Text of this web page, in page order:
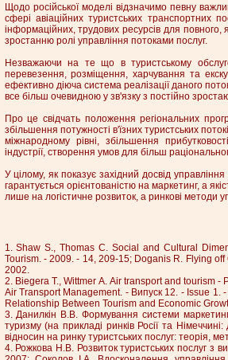
Щодо російської моделі відзначимо певну
сфері авіаційних туристських транспортних
інформаційних, трудових ресурсів для повного,
зростанню ролі управління потоками послуг.
Незважаючи на те що в туристському
перевезення, розміщення, харчування та
ефективно діюча система реалізації даного
все більш очевидною у зв'язку з постійно
Про це свідчать положення регіональних
збільшення потужності в'їзних туристських
міжнародному рівні, збільшення
індустрії, створення умов для більш
У цілому, як показує західний досвід
гарантується орієнтованістю на маркетинг, а
лише на логістичне розвиток, а ринкові методи
1. Shaw S., Thomas C. Social and Cultural
Tourism. - 2009. - 14, 209-15; Doganis R. Flying
2002.
2. Biegera Т., Wittmer А. Air transport and tourism
Air Transport Management. - Випуск 12. - Issue
Relationship Between Tourism and Economic
3. Данилкін В.В. Формування системи
туризму (на прикладі ринків Росії та
відносин на ринку туристських послуг: теорія,
4. Рожкова Н.В. Розвиток туристських послуг з